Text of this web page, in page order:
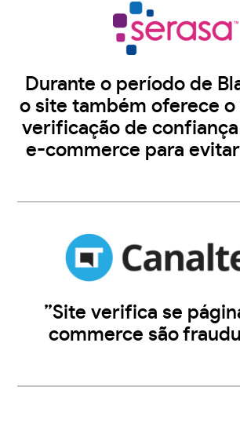
Durante o período de
o site também oferece o
verificação de
e-commerce para
”Site verifica se
commerce são